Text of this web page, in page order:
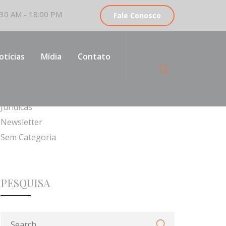
AM - 18:00 PM Fale Conosco
Mídia Contato
CATEGORIAS
Jurídicas
Newsletter
Sem Categoria
PESQUISA